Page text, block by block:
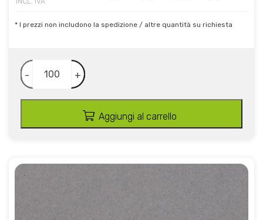
* I prezzi non includono la spedizione / altre quantità su richiesta
- +
Aggiungi al carrello